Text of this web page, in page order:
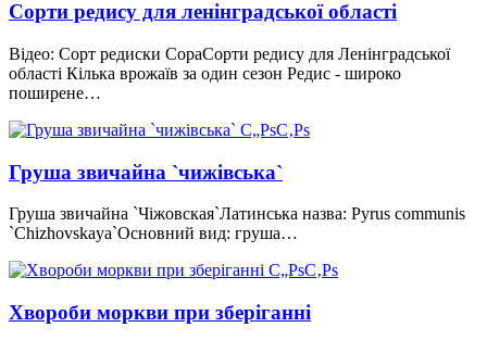
Сорти редису для ленінградської області
Відео: Сорт редиски СораСорти редису для Ленінградської
області Кілька врожаїв за один сезон Редис - широко
поширене…
Груша звичайна `чижівська`
Груша звичайна `Чіжовская`Латинська назва: Pyrus communis
`Chizhovskaya`Основний вид: груша…
Хвороби моркви при зберіганні